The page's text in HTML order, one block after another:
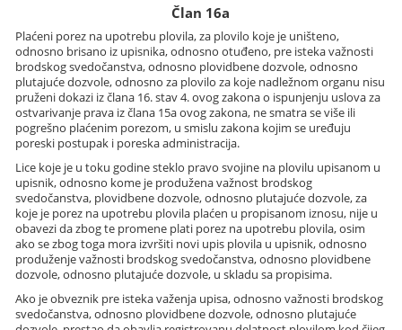
Član 16a
Plaćeni porez na upotrebu plovila, za plovilo koje je uništeno,
odnosno brisano iz upisnika, odnosno otuđeno, pre isteka važnosti
brodskog svedočanstva, odnosno plovidbene dozvole, odnosno
plutajuće dozvole, odnosno za plovilo za koje nadležnom organu nisu
pruženi dokazi iz člana 16. stav 4. ovog zakona o ispunjenju uslova za
ostvarivanje prava iz člana 15a ovog zakona, ne smatra se više ili
pogrešno plaćenim porezom, u smislu zakona kojim se uređuju
poreski postupak i poreska administracija.
Lice koje je u toku godine steklo pravo svojine na plovilu upisanom u
upisnik, odnosno kome je produžena važnost brodskog
svedočanstva, plovidbene dozvole, odnosno plutajuće dozvole, za
koje je porez na upotrebu plovila plaćen u propisanom iznosu, nije u
obavezi da zbog te promene plati porez na upotrebu plovila, osim
ako se zbog toga mora izvršiti novi upis plovila u upisnik, odnosno
produženje važnosti brodskog svedočanstva, odnosno plovidbene
dozvole, odnosno plutajuće dozvole, u skladu sa propisima.
Ako je obveznik pre isteka važenja upisa, odnosno važnosti brodskog
svedočanstva, odnosno plovidbene dozvole, odnosno plutajuće